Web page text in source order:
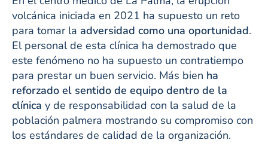
volcánica iniciada en 2021 ha supuesto un reto
para tomar la adversidad como una oportunidad.
El personal de esta clínica ha demostrado que
este fenómeno no ha supuesto un contratiempo
para prestar un buen servicio. Más bien ha
reforzado el sentido de equipo dentro de la
clínica y de responsabilidad con la salud de la
población palmera mostrando su compromiso con
los estándares de calidad de la organización.